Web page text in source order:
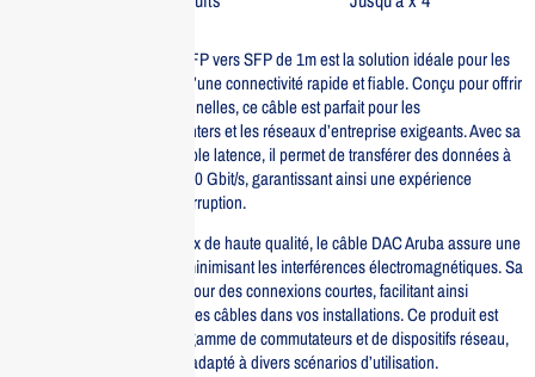
Le câble DAC Aruba 10G SFP vers SFP de 1m est la solution idéale pour les
entreprises à la recherche d’une connectivité rapide et fiable. Conçu pour offrir
des performances exceptionnelles, ce câble est parfait pour les
environnements de data centers et les réseaux d’entreprise exigeants. Avec sa
conception robuste et sa faible latence, il permet de transférer des données à
des vitesses allant jusqu’à 10 Gbit/s, garantissant ainsi une expérience
utilisateur fluide et sans interruption.
Fabriqué avec des matériaux de haute qualité, le câble DAC Aruba assure une
durabilité optimale tout en minimisant les interférences électromagnétiques. Sa
longueur de 1m est idéale pour des connexions courtes, facilitant ainsi
l’organisation et la gestion des câbles dans vos installations. Ce produit est
compatible avec une large gamme de commutateurs et de dispositifs réseau,
ce qui le rend polyvalent et adapté à divers scénarios d’utilisation.